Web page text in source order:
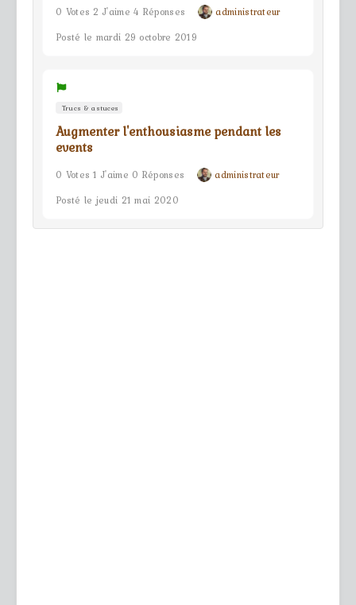
0 Votes 2 J'aime 4 Réponses
administrateur
Posté le mardi 29 octobre 2019
Trucs & astuces
Augmenter l'enthousiasme pendant les
events
0 Votes 1 J'aime 0 Réponses
administrateur
Posté le jeudi 21 mai 2020